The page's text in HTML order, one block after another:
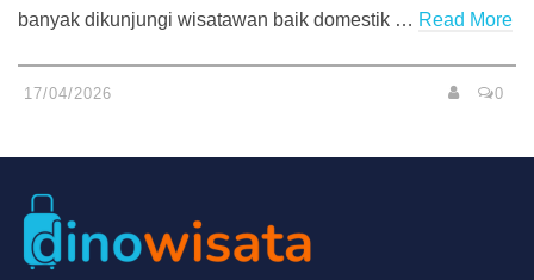
banyak dikunjungi wisatawan baik domestik … Read More
17/04/2026 0